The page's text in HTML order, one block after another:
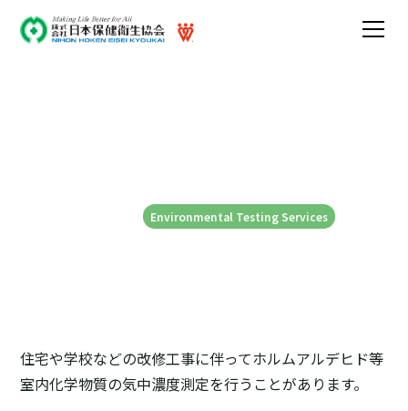
Environmental Testing Services
住宅や学校などの改修工事に伴ってホルムアルデヒド等
室内化学物質の気中濃度測定を行うことがあります。